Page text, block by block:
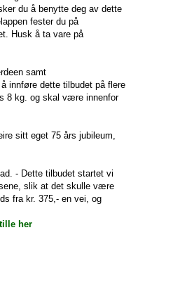
du å benytte deg av dette
fester du på
Husk å ta vare på
samt
innføre dette tilbudet på flere
8 kg. og skal være innenfor
sitt eget 75 års jubileum,
- Dette tilbudet startet vi
slik at det skulle være
fra kr. 375,- en vei, og
her